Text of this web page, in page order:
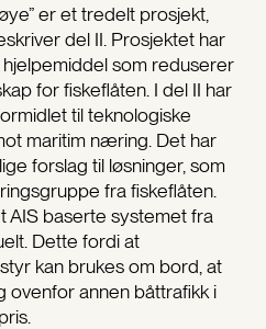
er et tredelt prosjekt,
del II. Prosjektet har
som reduserer
for fiskeflåten. I del II har
til teknologiske
maritim næring. Det har
forslag til løsninger, som
fra fiskeflåten.
AIS baserte systemet fra
Dette fordi at
kan brukes om bord, at
annen båttrafikk i